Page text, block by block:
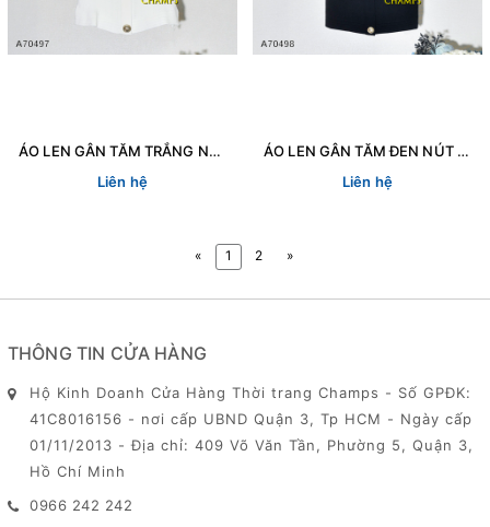
ÁO LEN GÂN TĂM TRẮNG NÚT NỔI CROPTOP 70497
Liên hệ
ÁO LEN GÂN TĂM ĐEN NÚT NỔI CROPTOP 70498
Liên hệ
« 1 2 »
THÔNG TIN CỬA HÀNG
Hộ Kinh Doanh Cửa Hàng Thời trang Champs - Số GPĐK:
41C8016156 - nơi cấp UBND Quận 3, Tp HCM - Ngày cấp
01/11/2013 - Địa chỉ: 409 Võ Văn Tần, Phường 5, Quận 3,
Hồ Chí Minh
0966 242 242